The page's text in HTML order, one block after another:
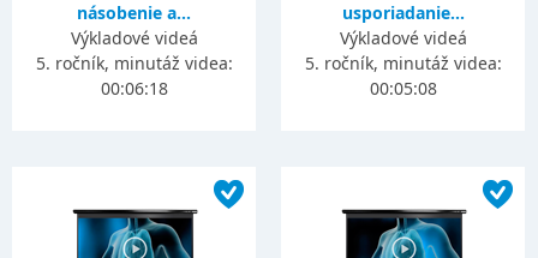
násobenie a...
Výkladové videá
5. ročník, minutáž videa:
00:06:18
usporiadanie...
Výkladové videá
5. ročník, minutáž videa:
00:05:08